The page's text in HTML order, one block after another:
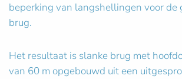
beperking van langshellingen voor de
brug.
Het resultaat is slanke brug met
van 60 m opgebouwd uit een